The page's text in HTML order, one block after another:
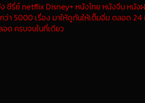
ซีรี่ย์ netflix Disney+ หนังไทย หนังจีน หนัง
า 5000 เรื่อง มาให้ดูกันให้เต็มอิ่ม ตลอด
ด ครบจบในที่เดียว